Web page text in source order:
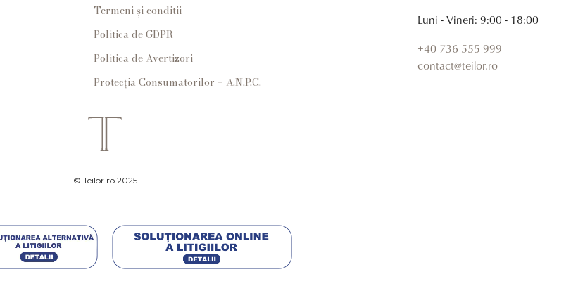
Termeni și conditii
Politica de GDPR
Politica de Avertizori
Protecția Consumatorilor – A.N.P.C.
Luni - Vineri: 9:00 - 18:00
+40 736 555 999
contact@teilor.ro
© Teilor.ro 2025